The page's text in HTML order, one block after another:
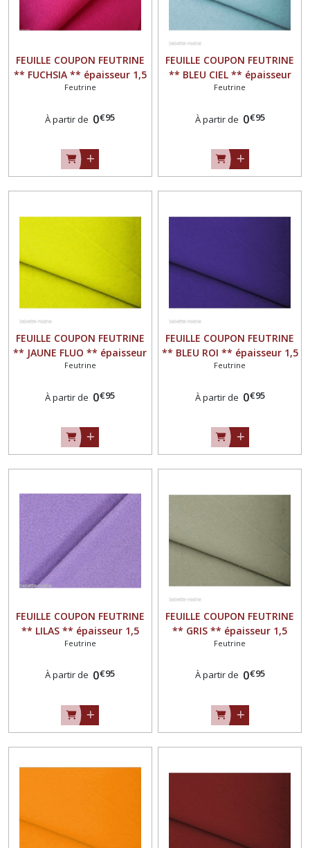
FEUILLE COUPON FEUTRINE
** FUCHSIA ** épaisseur 1,5
mm
Feutrine
À partir de 0€95
FEUILLE COUPON FEUTRINE
** BLEU CIEL ** épaisseur
1,5 mm
Feutrine
À partir de 0€95
FEUILLE COUPON FEUTRINE
** JAUNE FLUO ** épaisseur
1,5 mm
Feutrine
À partir de 0€95
FEUILLE COUPON FEUTRINE
** BLEU ROI ** épaisseur 1,5
mm
Feutrine
À partir de 0€95
FEUILLE COUPON FEUTRINE
** LILAS ** épaisseur 1,5
mm
Feutrine
À partir de 0€95
FEUILLE COUPON FEUTRINE
** GRIS ** épaisseur 1,5
mm
Feutrine
À partir de 0€95